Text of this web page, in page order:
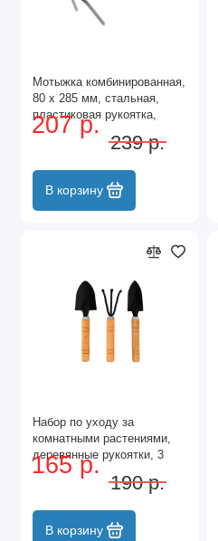
Мотыжка комбинированная,
80 х 285 мм, стальная,
пластиковая рукоятка,
Connect, Palisad
207 р.
239 р.
В корзину
Набор по уходу за
комнатными растениями,
деревянные рукоятки, 3
предмета, Palisad
165 р.
190 р.
В корзину